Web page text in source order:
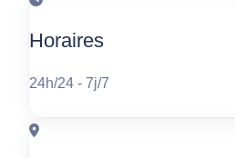
Horaires
24h/24 - 7j/7